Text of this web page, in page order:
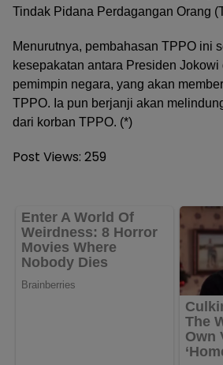
Tindak Pidana Perdagangan Orang
Menurutnya, pembahasan TPPO ini
kesepakatan antara Presiden
pemimpin negara, yang akan
TPPO. Ia pun berjanji akan
dari korban TPPO. (*)
Post Views: 259